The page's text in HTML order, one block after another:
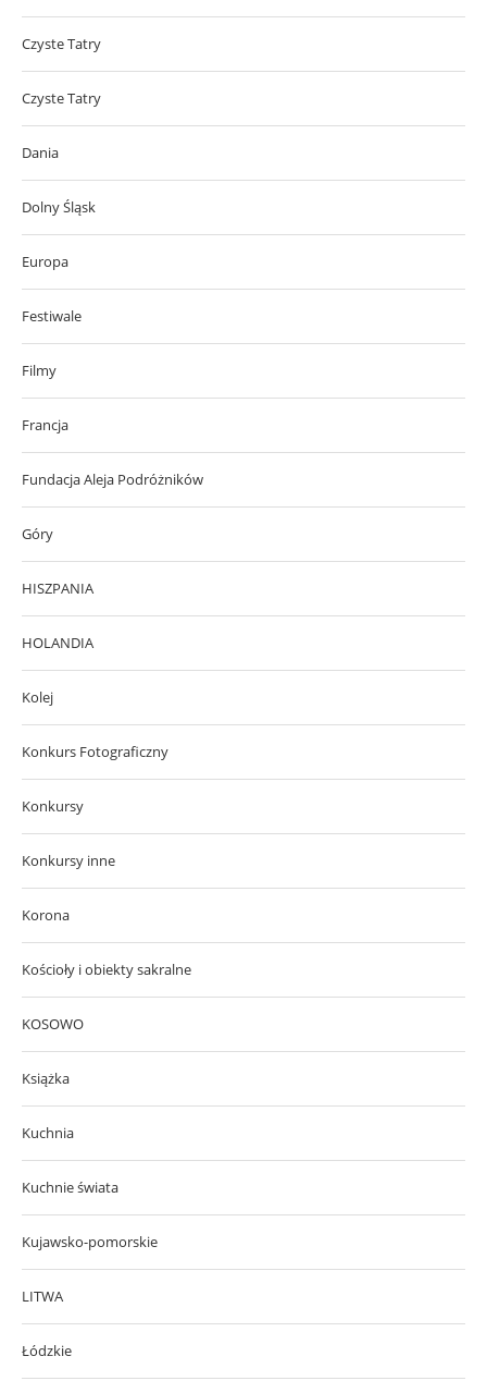
Czyste Tatry
Czyste Tatry
Dania
Dolny Śląsk
Europa
Festiwale
Filmy
Francja
Fundacja Aleja Podróżników
Góry
HISZPANIA
HOLANDIA
Kolej
Konkurs Fotograficzny
Konkursy
Konkursy inne
Korona
Kościoły i obiekty sakralne
KOSOWO
Książka
Kuchnia
Kuchnie świata
Kujawsko-pomorskie
LITWA
Łódzkie